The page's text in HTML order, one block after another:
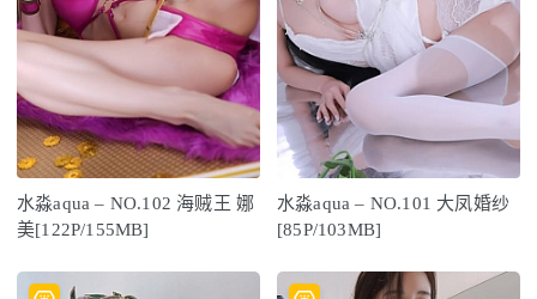
水淼aqua – NO.102 海贼王 娜
美[122P/155MB]
水淼aqua – NO.101 大凤婚纱
[85P/103MB]